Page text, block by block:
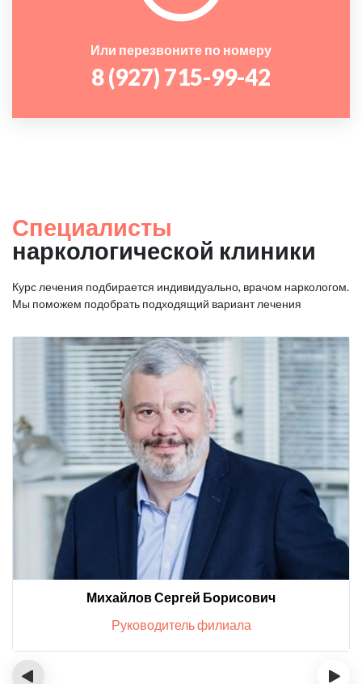
Или перезвоните по номеру
8 (927) 715-99-42
Специалисты
наркологической клиники
Курс лечения подбирается индивидуально, врачом наркологом.
Мы поможем подобрать подходящий вариант лечения
Михайлов Сергей Борисович
Руководитель филиала
‹ ›